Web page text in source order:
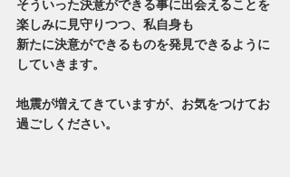
そういった決意ができる事に出会えることを
楽しみに見守りつつ、私自身も
新たに決意ができるものを発見できるように
していきます。
地震が増えてきていますが、お気をつけてお
過ごしください。